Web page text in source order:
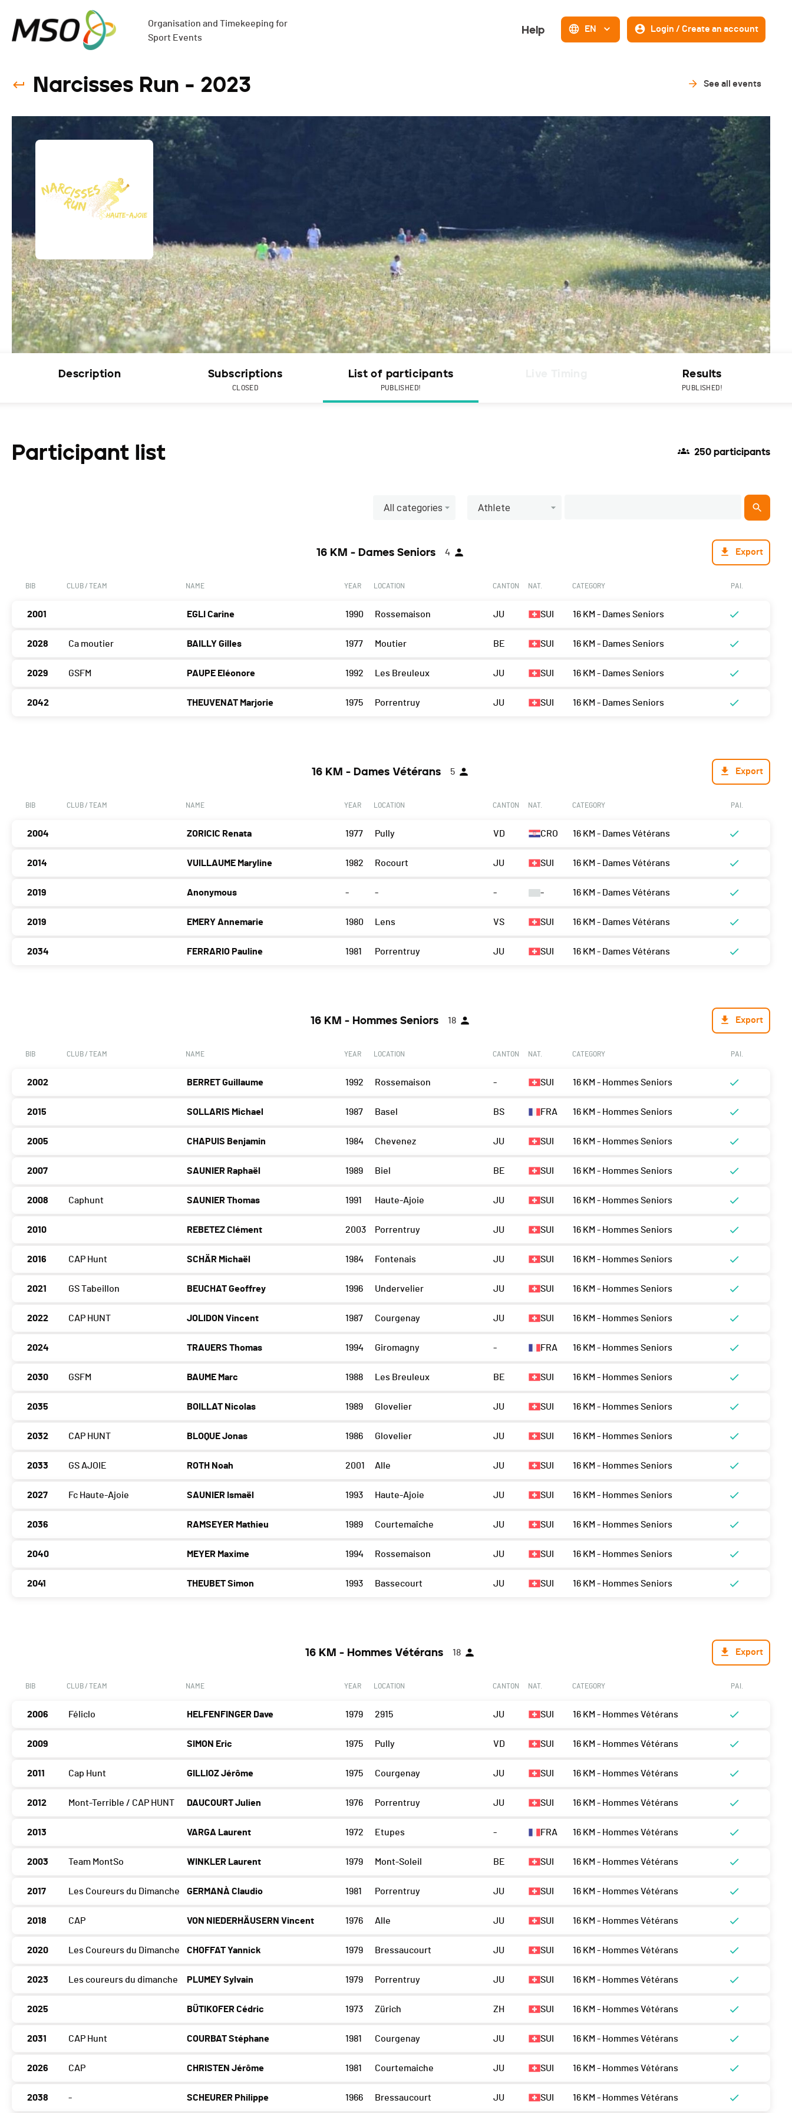
Organisation and Timekeeping for
Sport Events
Help EN Login / Create an account
Narcisses Run - 2023 See all events
Description Subscriptions
CLOSED
List of participants
PUBLISHED!
Results
PUBLISHED!
Participant list 250 participants
All categories Athlete
16 KM - Dames Seniors 4 Export
BIB CLUB / TEAM NAME YEAR LOCATION CANTON NAT. CATEGORY PAI.
2001 EGLI Carine 1990 Rossemaison JU SUI 16 KM - Dames Seniors
2028 Ca moutier BAILLY Gilles 1977 Moutier BE SUI 16 KM - Dames Seniors
2029 GSFM PAUPE Eléonore 1992 Les Breuleux JU SUI 16 KM - Dames Seniors
2042 THEUVENAT Marjorie 1975 Porrentruy JU SUI 16 KM - Dames Seniors
16 KM - Dames Vétérans 5 Export
BIB CLUB / TEAM NAME YEAR LOCATION CANTON NAT. CATEGORY PAI.
2004 ZORICIC Renata 1977 Pully VD CRO 16 KM - Dames Vétérans
2014 VUILLAUME Maryline 1982 Rocourt JU SUI 16 KM - Dames Vétérans
2019 Anonymous - - - - 16 KM - Dames Vétérans
2019 EMERY Annemarie 1980 Lens VS SUI 16 KM - Dames Vétérans
2034 FERRARIO Pauline 1981 Porrentruy JU SUI 16 KM - Dames Vétérans
16 KM - Hommes Seniors 18 Export
BIB CLUB / TEAM NAME YEAR LOCATION CANTON NAT. CATEGORY PAI.
2002 BERRET Guillaume 1992 Rossemaison - SUI 16 KM - Hommes Seniors
2015 SOLLARIS Michael 1987 Basel BS FRA 16 KM - Hommes Seniors
2005 CHAPUIS Benjamin 1984 Chevenez JU SUI 16 KM - Hommes Seniors
2007 SAUNIER Raphaël 1989 Biel BE SUI 16 KM - Hommes Seniors
2008 Caphunt SAUNIER Thomas 1991 Haute-Ajoie JU SUI 16 KM - Hommes Seniors
2010 REBETEZ Clément 2003 Porrentruy JU SUI 16 KM - Hommes Seniors
2016 CAP Hunt SCHÄR Michaël 1984 Fontenais JU SUI 16 KM - Hommes Seniors
2021 GS Tabeillon BEUCHAT Geoffrey 1996 Undervelier JU SUI 16 KM - Hommes Seniors
2022 CAP HUNT JOLIDON Vincent 1987 Courgenay JU SUI 16 KM - Hommes Seniors
2024 TRAUERS Thomas 1994 Giromagny - FRA 16 KM - Hommes Seniors
2030 GSFM BAUME Marc 1988 Les Breuleux BE SUI 16 KM - Hommes Seniors
2035 BOILLAT Nicolas 1989 Glovelier JU SUI 16 KM - Hommes Seniors
2032 CAP HUNT BLOQUE Jonas 1986 Glovelier JU SUI 16 KM - Hommes Seniors
2033 GS AJOIE ROTH Noah 2001 Alle JU SUI 16 KM - Hommes Seniors
2027 Fc Haute-Ajoie SAUNIER Ismaël 1993 Haute-Ajoie JU SUI 16 KM - Hommes Seniors
2036 RAMSEYER Mathieu 1989 Courtemaîche JU SUI 16 KM - Hommes Seniors
2040 MEYER Maxime 1994 Rossemaison JU SUI 16 KM - Hommes Seniors
2041 THEUBET Simon 1993 Bassecourt JU SUI 16 KM - Hommes Seniors
16 KM - Hommes Vétérans 18 Export
BIB CLUB / TEAM NAME YEAR LOCATION CANTON NAT. CATEGORY PAI.
2006 Féliclo HELFENFINGER Dave 1979 2915 JU SUI 16 KM - Hommes Vétérans
2009 SIMON Eric 1975 Pully VD SUI 16 KM - Hommes Vétérans
2011 Cap Hunt GILLIOZ Jérôme 1975 Courgenay JU SUI 16 KM - Hommes Vétérans
2012 Mont-Terrible / CAP HUNT DAUCOURT Julien 1976 Porrentruy JU SUI 16 KM - Hommes Vétérans
2013 VARGA Laurent 1972 Etupes - FRA 16 KM - Hommes Vétérans
2003 Team MontSo WINKLER Laurent 1979 Mont-Soleil BE SUI 16 KM - Hommes Vétérans
2017 Les Coureurs du Dimanche GERMANÀ Claudio 1981 Porrentruy JU SUI 16 KM - Hommes Vétérans
2018 CAP VON NIEDERHÄUSERN Vincent 1976 Alle JU SUI 16 KM - Hommes Vétérans
2020 Les Coureurs du Dimanche CHOFFAT Yannick 1979 Bressaucourt JU SUI 16 KM - Hommes Vétérans
2023 Les coureurs du dimanche PLUMEY Sylvain 1979 Porrentruy JU SUI 16 KM - Hommes Vétérans
2025 BÜTIKOFER Cédric 1973 Zürich ZH SUI 16 KM - Hommes Vétérans
2031 CAP Hunt COURBAT Stéphane 1981 Courgenay JU SUI 16 KM - Hommes Vétérans
2026 CAP CHRISTEN Jérôme 1981 Courtemaiche JU SUI 16 KM - Hommes Vétérans
2038 - SCHEURER Philippe 1966 Bressaucourt JU SUI 16 KM - Hommes Vétérans